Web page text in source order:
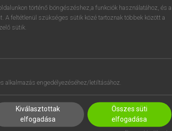
történő böngészéshez,a funkciók használatához, és a
A feltétlenül szükséges sütik közé tartoznak többek között a
sütik.
alkalmazás engedélyezéséhez/letiltásához.
Kiválasztottak
elfogadása
Összes süti
elfogadása